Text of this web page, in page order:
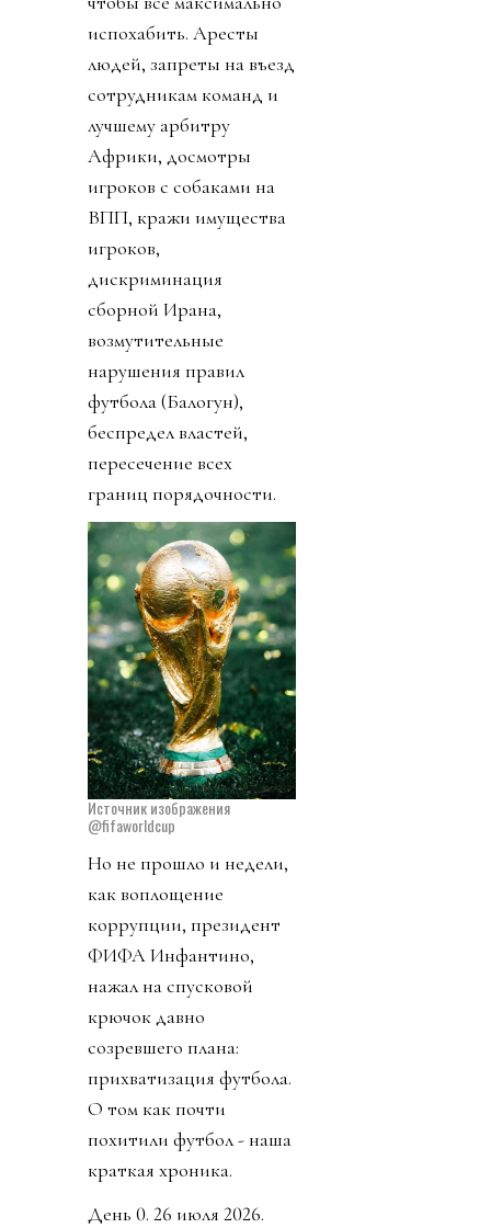
испохабить. Аресты
людей, запреты на въезд
сотрудникам команд и
лучшему арбитру
Африки, досмотры
игроков с собаками на
ВПП, кражи имущества
игроков,
дискриминация
сборной Ирана,
возмутительные
нарушения правил
футбола (Балогун),
беспредел властей,
пересечение всех
границ порядочности.
Источник изображения
@fifaworldcup
Но не прошло и недели,
как воплощение
коррупции, президент
ФИФА Инфантино,
нажал на спусковой
крючок давно
созревшего плана:
прихватизация футбола.
О том как почти
похитили футбол - наша
краткая хроника.
День 0. 26 июля 2026.